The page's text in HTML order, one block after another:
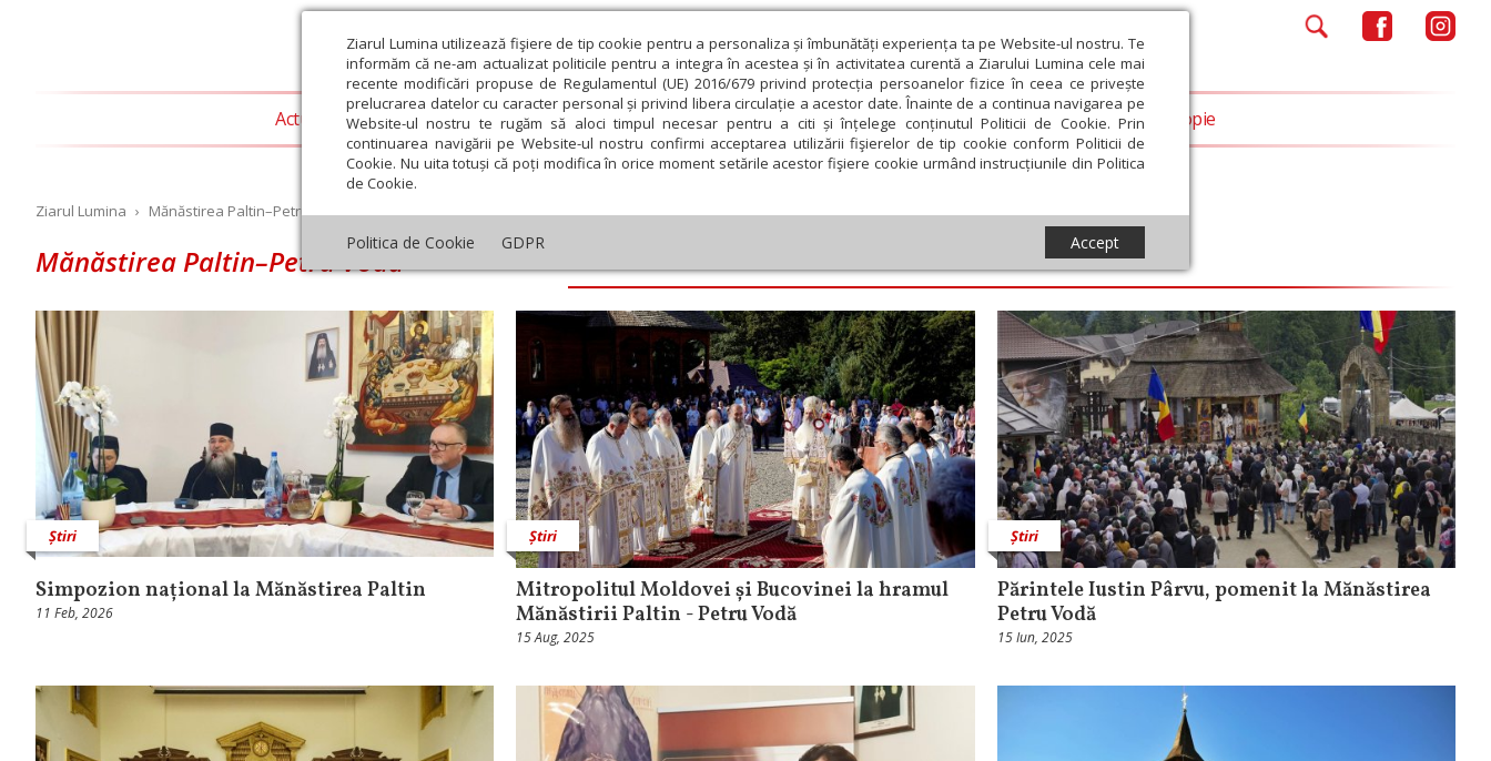
Ziarul Lumina utilizează fişiere de tip cookie pentru a personaliza și îmbunătăți experiența ta pe Website-ul nostru. Te
informăm că ne-am actualizat politicile pentru a integra în acestea și în activitatea curentă a Ziarului Lumina cele mai
recente modificări propuse de Regulamentul (UE) 2016/679 privind protecția persoanelor fizice în ceea ce privește
prelucrarea datelor cu caracter personal și privind libera circulație a acestor date. Înainte de a continua navigarea pe
Website-ul nostru te rugăm să aloci timpul necesar pentru a citi și înțelege conținutul Politicii de Cookie. Prin
continuarea navigării pe Website-ul nostru confirmi acceptarea utilizării fişierelor de tip cookie conform Politicii de
Cookie. Nu uita totuși că poți modifica în orice moment setările acestor fişiere cookie urmând instrucțiunile din Politica
de Cookie.
Politica de Cookie GDPR Accept
Actualitate religioasă Teologie și spiritualitate Educaţie și Cultură Societate Opinii Filantropie
Ziarul Lumina › Mănăstirea Paltin–Petru Vodă
Mănăstirea Paltin–Petru Vodă
Știri
Simpozion național la Mănăstirea Paltin
11 Feb, 2026
Știri
Mitropolitul Moldovei și Bucovinei la hramul
Mănăstirii Paltin - Petru Vodă
15 Aug, 2025
Știri
Părintele Iustin Pârvu, pomenit la Mănăstirea
Petru Vodă
15 Iun, 2025